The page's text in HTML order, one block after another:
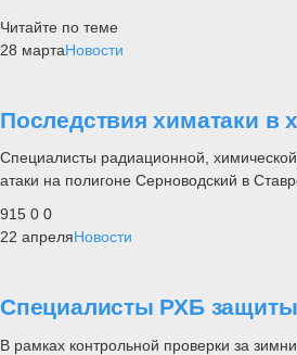
Читайте по теме
28 мартаНовости
Последствия химатаки
Специалисты радиационной,
атаки на полигоне Серноводский в
915 0 0
22 апреляНовости
Специалисты РХБ
В рамках контрольной проверки за